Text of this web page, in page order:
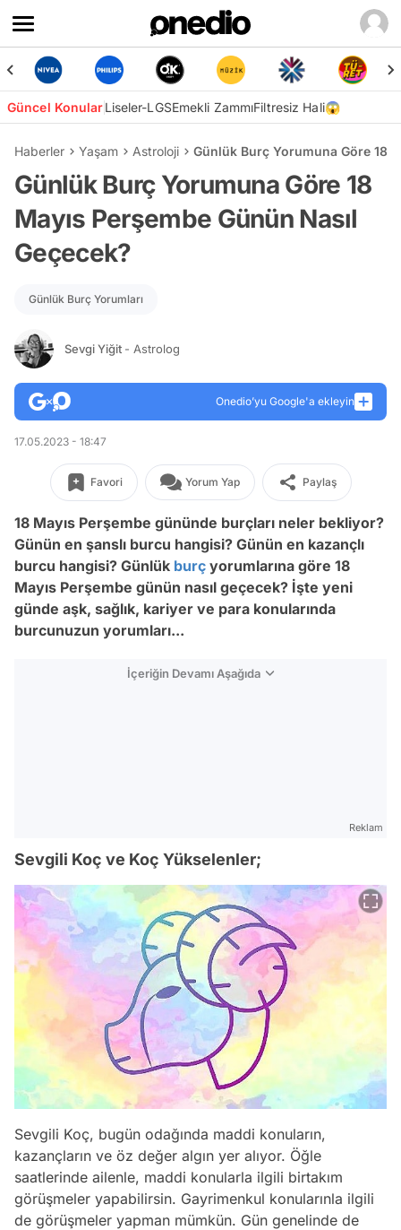
Güncel KonularLiseler-LGSEmekli ZammıFiltresiz Hali😱
Haberler Yaşam Astroloji Günlük Burç Yorumuna Göre 18
Günlük Burç Yorumuna Göre 18
Mayıs Perşembe Günün Nasıl
Geçecek?
Günlük Burç Yorumları
Sevgi Yiğit - Astrolog
Onedio’yu Google'a ekleyin
17.05.2023 - 18:47
Favori Yorum Yap Paylaş
18 Mayıs Perşembe gününde burçları neler bekliyor?
Günün en şanslı burcu hangisi? Günün en kazançlı
burcu hangisi? Günlük burç yorumlarına göre 18
Mayıs Perşembe günün nasıl geçecek? İşte yeni
günde aşk, sağlık, kariyer ve para konularında
burcunuzun yorumları...
İçeriğin Devamı Aşağıda
Reklam
Sevgili Koç ve Koç Yükselenler;
Sevgili Koç, bugün odağında maddi konuların,
kazançların ve öz değer algın yer alıyor. Öğle
saatlerinde ailenle, maddi konularla ilgili birtakım
görüşmeler yapabilirsin. Gayrimenkul konularınla ilgili
de görüşmeler yapman mümkün. Gün genelinde de